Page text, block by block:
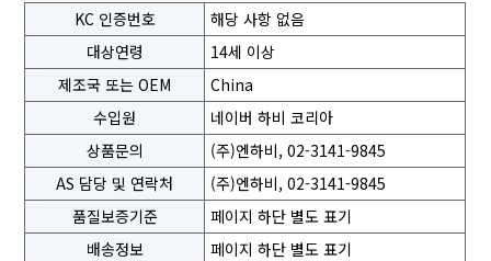
KC 인증번호
해당 사항 없음
대상연령
14세 이상
제조국 또는 OEM
China
수입원
네이버 하비 코리아
상품문의
(주)엔하비, 02-3141-9845
AS 담당 및 연락처
(주)엔하비, 02-3141-9845
품질보증기준
페이지 하단 별도 표기
배송정보
페이지 하단 별도 표기